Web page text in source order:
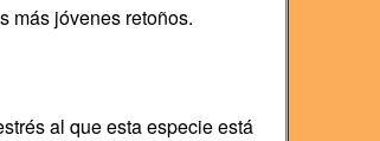
más jóvenes retoños.
al que esta especie está